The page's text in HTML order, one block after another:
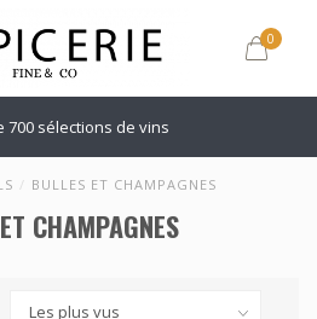
0
700 sélections de vins
/ BULLES ET CHAMPAGNES
CHAMPAGNES